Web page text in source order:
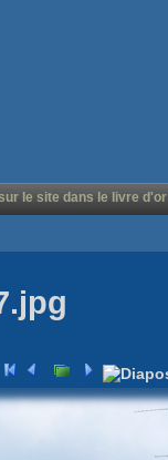
le site dans le livre d'or